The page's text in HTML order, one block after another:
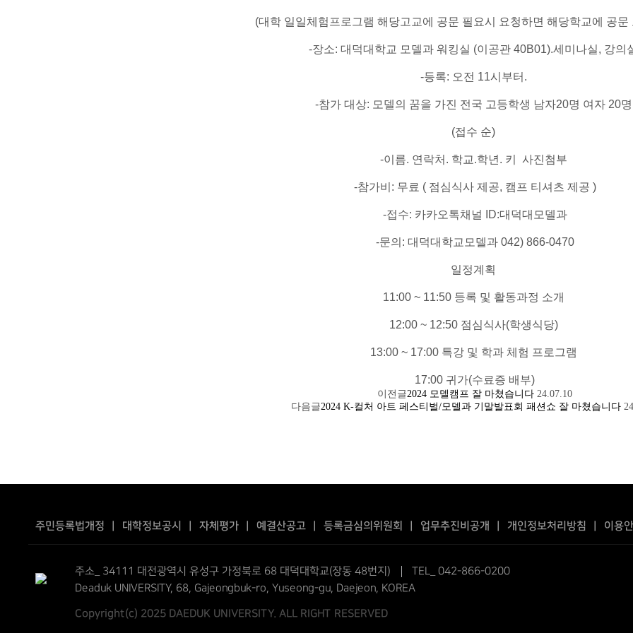
​(대학 일일체험프로그램 해당고교에 공문 필요시 요청하면 해당학교에 공문
-장소: 대덕대학교 모델과 워킹실 (이공관 40B01).세미나실, 강의
​-등록: 오전 11시부터.
​-참가 대상: 모델의 꿈을 가진 전국 고등학생 남자20명 여자 20명
(접수 순)
-이름. 연락처. 학교.학년. 키 사진첨부
-참가비: 무료 ( 점심식사 제공, 캠프 티셔츠 제공 )
​-접수: 카카오톡채널 ID:대덕대모델과
-문의: 대덕대학교모델과 042) 866-0470
일정계획
11:00 ~ 11:50 등록 및 활동과정 소개
12:00 ~ 12:50 점심식사(학생식당)
13:00 ~ 17:00 특강 및 학과 체험 프로그램
17:00 귀가(수료증 배부)
이전글2024 모델캠프 잘 마쳤습니다 24.07.10
다음글2024 K-컬처 아트 페스티벌/모델과 기말발표회 패션쇼 잘 마쳤습니다
주민등록법개정 대학정보공시 자체평가 예결산공고 등록금심의위원회 업무추진비공개 개인정보처리방침 이용
주소_ 34111 대전광역시 유성구 가정북로 68 대덕대학교(장동 48번지)
TEL_ 042-866-0200
Deaduk UNIVERSITY, 68, Gajeongbuk-ro, Yuseong-gu, Daejeon, KOREA
Copyright(c) 2025 DAEDUK UNIVERSITY. ALL RIGHT RESERVED